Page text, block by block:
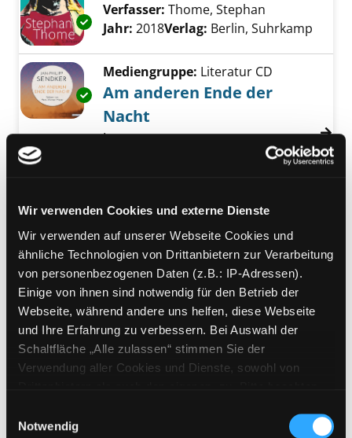
Wir verwenden Cookies und externe Dienste
Wir verwenden auf unserer Webseite Cookies und
ähnliche Technologien von Drittanbietern zur Verarbeitung
von personenbezogenen Daten (z.B.: IP-Adressen).
Einige von ihnen sind notwendig für den Betrieb der
Webseite, während andere uns helfen, diese Webseite
und Ihre Erfahrung zu verbessern. Bei Auswahl der
Schaltfläche „Alle zulassen“ stimmen Sie der
Verwendung aller Cookies und Dienste, sowohl von
Cookies von Drittanbietern, eine Verarbeitung in
Notwendig
Exemplar-Details von Gott der Barbaren
Verfasser: Thome, Stephan
Jahr: 2018Verlag: Berlin, Suhrkamp
Exemplar-Details von Am anderen Ende der
Mediengruppe: Literatur CD
Am anderen Ende der
Nacht
Lesung
Sendker, Jan-PhilippSuche
Exemplar-Details von Cox anzeigen
Mediengruppe:Belletristik
Cox
oder der Lauf der Zeit
Verfasser:Ransmayr, ChristophSuche
Jahr:2016
Verlag:Frankfurt/M., Fischer S.
Exemplar-Details von China: Uyghur music
Mediengruppe:Musik CD